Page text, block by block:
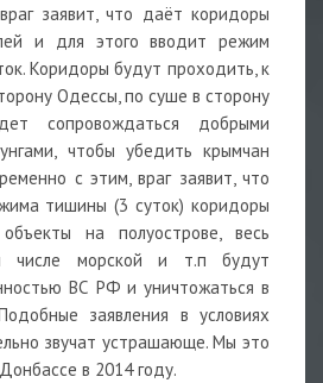
заявит, что даёт коридоры
и для этого вводит режим
Коридоры будут проходить, к
Одессы, по суше в сторону
сопровождаться добрыми
чтобы убедить крымчан
с этим, враг заявит, что
тишины (3 суток) коридоры
на полуострове, весь
числе морской и т.п будут
ВС РФ и уничтожаться в
заявления в условиях
звучат устрашающе. Мы это
в 2014 году.